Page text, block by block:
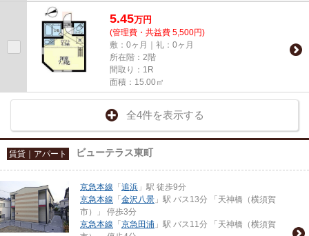
5.45万円
(管理費・共益費 5,500円)
敷：0ヶ月｜礼：0ヶ月
所在階：2階
間取り：1R
面積：15.00㎡
全4件を表示する
賃貸｜アパート ビューテラス東町
京急本線 「 追浜 」駅 徒歩9分
京急本線 「 金沢八景 」駅 バス13分 「天神橋（横須賀
市）」 停歩3分
京急本線 「 京急田浦 」駅 バス11分 「天神橋（横須賀